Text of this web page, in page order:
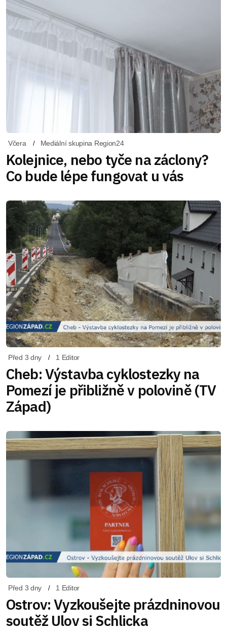
Včera Mediální skupina Region24
Kolejnice, nebo tyče na záclony?
Co bude lépe fungovat u vás
Před 3 dny 1 Editor
Cheb: Výstavba cyklostezky na
Pomezí je přibližně v polovině (TV
Západ)
Před 3 dny 1 Editor
Ostrov: Vyzkoušejte prázdninovou
soutěž Ulov si Schlicka